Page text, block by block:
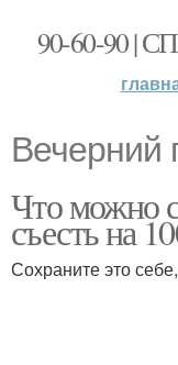
90-60-90 |
Вечерний
Что можно
съесть на
Сохраните это